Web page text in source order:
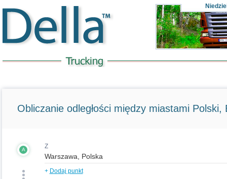
Obliczanie odległości między miastami Polski,
A Z
+ Dodaj punkt